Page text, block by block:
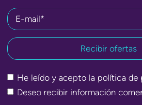
E-mail*
He leído y acepto la política de
Deseo recibir información